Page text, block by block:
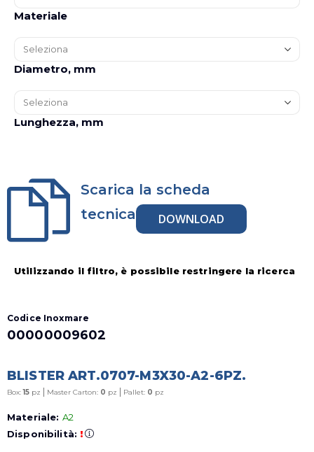
Materiale
Diametro, mm
Lunghezza, mm
Scarica la scheda
tecnica
DOWNLOAD
Utilizzando il filtro, è possibile restringere la ricerca
Codice Inoxmare
00000009602
BLISTER ART.0707-M3X30-A2-6PZ.
Box:15 pz | Master Carton: 0 pz | Pallet: 0 pz
Materiale: A2
Disponibilità: !